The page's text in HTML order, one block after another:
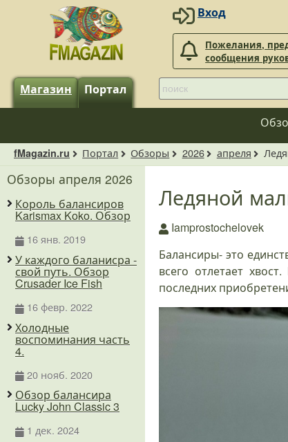
Вход
Пожелания,
сообщения
Магазин Портал
fMagazin.ru Портал Обзоры 2026 апреля
Ледяной
Iamprostochelovek
Балансиры- это
всего отлетает
последних
Обзоры апреля 2026
Король балансиров
Karismax Koko. Обзор
16 янв. 2019
У каждого баланисра -
свой путь. Обзор
Crusader Ice Fish
16 февр. 2022
Холодные
воспоминания часть
4.
20 нояб. 2020
Обзор балансира
Lucky John Classic 3
1 дек. 2024